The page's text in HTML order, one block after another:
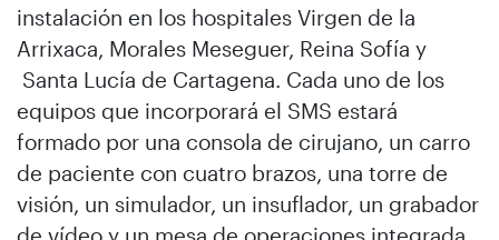
instalación en los hospitales Virgen de la
Arrixaca, Morales Meseguer, Reina Sofía y
Santa Lucía de Cartagena. Cada uno de los
equipos que incorporará el SMS estará
formado por una consola de cirujano, un carro
de paciente con cuatro brazos, una torre de
visión, un simulador, un insuflador, un grabador